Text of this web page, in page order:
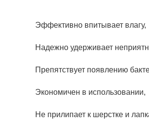
Эффективно впитывает влагу,
Надежно удерживает
Препятствует появлению
Экономичен в использовании,
Не прилипает к шерстке и